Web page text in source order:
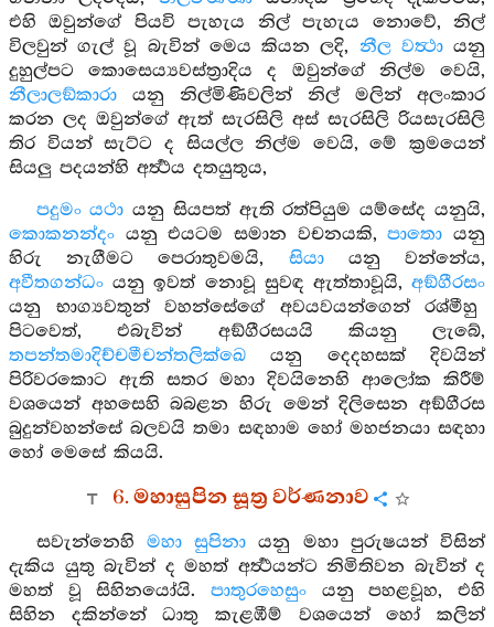
එහි ඔවුන්ගේ පියවි පැහැය නිල් පැහැය නොවේ, නිල්
විලවුන් ගැල් වූ බැවින් මෙය කියන ලදි, නීල වත්‍ථායනු
දුහුල්පට කොසෙය්‍යවස්ත්‍රාදිය ද ඔවුන්ගේ නිල්ම වෙයි,
නීලාලඞ්කාරා යනු නිල්මිණිවලින් නිල් මලින් අලංකාර
කරන ලද ඔවුන්ගේ ඇත් සැරසිලි අස් සැරසිලි රියසැරසිලි
තිර වියන් සැට්ට ද සියල්ල නිල්ම වෙයි, මේ ක්‍රමයෙන්
සියලු පදයන්හි අර්‍ත්‍ථය දතයුතුය,
පදුමං යථා යනු සියපත් ඇති රත්පියුම යම්සේද යනුයි,
කොකනන්දං යනු එයටම සමාන වචනයකි,පාතො යනු
හිරු නැගීමට පෙරාතුවමයි, සියායනු වන්නේය,
අවීතගන්ධං යනු ඉවත් නොවූ සුවඳ ඇත්තාවූයි, අඞ්ගීරසං
යනු භාග්‍යවතුන් වහන්සේගේ අවයවයන්ගෙන් රශ්මීහු
පිටවෙත්, එබැවින් අඞ්ගීරසයයි කියනු ලැබේ,
තපන්තමාදිච්චමීචන්තලික්ඛෙ යනු දෙදහසක් දිවයින්
පිරිවරකොට ඇති සතර මහා දිවයිනෙහි ආලෝක කිරීම්
වශයෙන් අහසෙහි බබළන හිරු මෙන් දිලිසෙන අඞ්ගීරස
බුදුන්වහන්සේ බලවයි තමා සඳහාම හෝ මහජනයා සඳහා
හෝ මෙසේ කියයි.
6. මහාසුපින සූත්‍ර වර්ණනාව
සවැන්නෙහි මහා සුපිනා යනු මහා පුරුෂයන් විසින්
දැකිය යුතු බැවින් ද මහත් අර්‍ත්‍ථයන්ට නිමිතිවන බැවින් ද
මහත් වූ සිහිනයෝයි. පාතුරහෙසුං යනු පහළවූහ, එහි
සිහින දකින්නේ ධාතු කැළඹීම් වශයෙන් හෝ කලින්